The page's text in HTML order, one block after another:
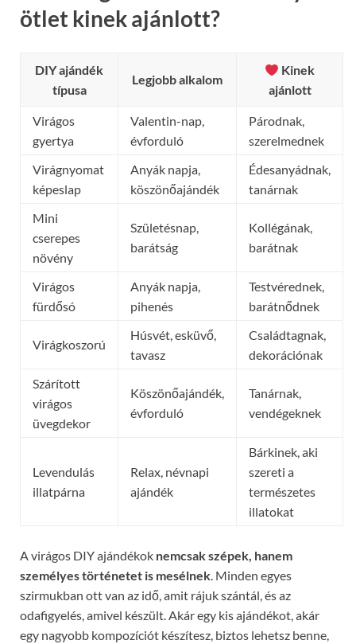
ötlet kinek ajánlott?
DIY ajándék
típusa
Legjobb alkalom
‍ Kinek
ajánlott
Virágos
gyertya
Valentin-nap,
évforduló
Párodnak,
szerelmednek
Virágnyomat
képeslap
Anyák napja,
köszönőajándék
Édesanyádnak,
tanárnak
Mini
cserepes
növény
Születésnap,
barátság
Kollégának,
barátnak
Virágos
fürdősó
Anyák napja,
pihenés
Testvérednek,
barátnődnek
Virágkoszorú
Húsvét, esküvő,
tavasz
Családtagnak,
dekorációnak
Szárított
virágos
üvegdekor
Köszönőajándék,
évforduló
Tanárnak,
vendégeknek
Levendulás
illatpárna
Relax, névnapi
ajándék
Bárkinek, aki
szereti a
természetes
illatokat
A virágos DIY ajándékok nemcsak szépek, hanem
személyes történetet is mesélnek. Minden egyes
szirmukban ott van az idő, amit rájuk szántál, és az
odafigyelés, amivel készült. Akár egy kis ajándékot, akár
egy nagyobb kompozíciót készítesz, biztos lehetsz benne,